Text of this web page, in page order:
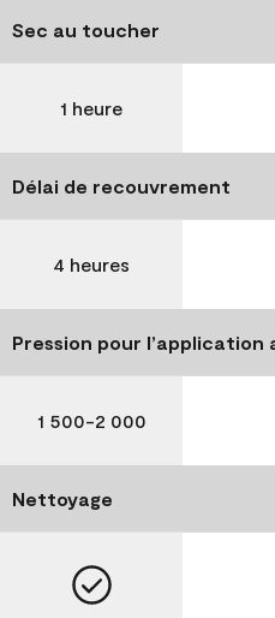
Sec au toucher
1 heure
Délai de recouvrement
4 heures
Pression pour l’application
1 500-2 000
Nettoyage